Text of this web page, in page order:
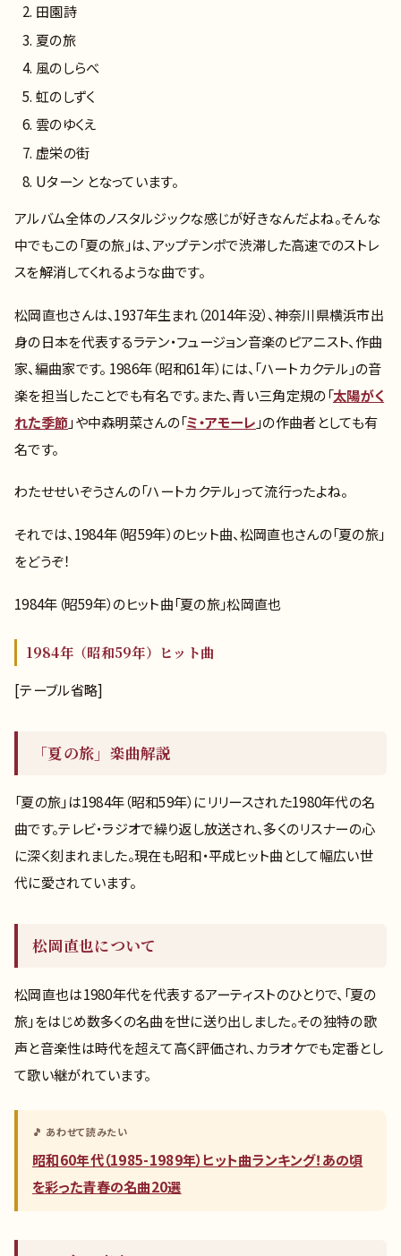
田園詩
夏の旅
風のしらべ
虹のしずく
雲のゆくえ
虚栄の街
Uターン となっています。
アルバム全体のノスタルジックな感じが好きなんだよね。そんな
中でもこの「夏の旅」は、アップテンポで渋滞した高速でのストレ
スを解消してくれるような曲です。
松岡直也さんは、1937年生まれ（2014年没）、神奈川県横浜市出
身の日本を代表するラテン・フュージョン音楽のピアニスト、作曲
家、編曲家です。 1986年（昭和61年）には、「ハートカクテル」の音
楽を担当したことでも有名です。また、青い三角定規の「太陽がく
れた季節」や中森明菜さんの「ミ・アモーレ 」の作曲者としても有
名です。
わたせせいぞうさんの「ハートカクテル」って流行ったよね。
それでは、1984年（昭59年）のヒット曲、松岡直也さんの「夏の旅」
をどうぞ！
1984年（昭59年）のヒット曲「夏の旅」松岡直也
1984年（昭和59年）ヒット曲
[テーブル省略]
「夏の旅」楽曲解説
「夏の旅」は1984年（昭和59年）にリリースされた1980年代の名
曲です。テレビ・ラジオで繰り返し放送され、多くのリスナーの心
に深く刻まれました。現在も昭和・平成ヒット曲として幅広い世
代に愛されています。
松岡直也について
松岡直也は1980年代を代表するアーティストのひとりで、「夏の
旅」をはじめ数多くの名曲を世に送り出しました。その独特の歌
声と音楽性は時代を超えて高く評価され、カラオケでも定番とし
て歌い継がれています。
🎵 あわせて読みたい
昭和60年代（1985-1989年）ヒット曲ランキング！あの頃
を彩った青春の名曲20選